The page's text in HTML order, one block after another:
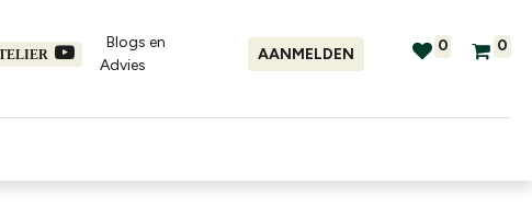
Blogs en
Advies​
AANMELDEN 0 0